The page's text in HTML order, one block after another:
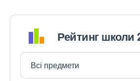
Рейтинг школи